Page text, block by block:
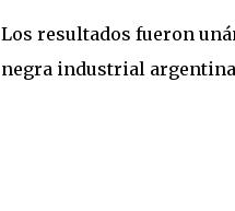
Los resultados fueron
negra industrial argentina